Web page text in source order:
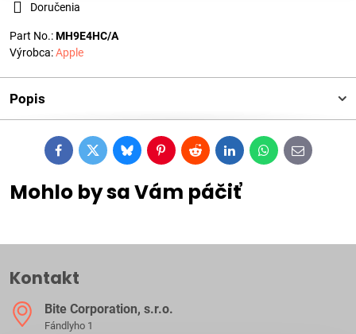
Doručenia
Part No.:MH9E4HC/A
Výrobca:Apple
Popis
FacebookTwitterBlueskyPinterestRedditLinkedInWhatsApp
E-
mail
Mohlo by sa Vám páčiť
Kontakt
Bite Corporation, s​.r​.o​.
Fándlyho 1